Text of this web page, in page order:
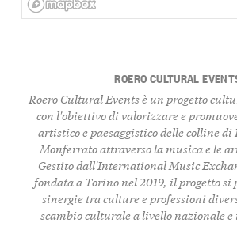
ROERO CULTURAL
Roero Cultural Eventsè un progetto
con l'obiettivo di valorizzare e
artistico e paesaggistico delle colline di
Monferrato attraverso la musica e le
Gestito dall'International Music
fondata a Torino nel 2019, il progetto si
sinergie tra culture e professioni
scambio culturale a livello nazionale